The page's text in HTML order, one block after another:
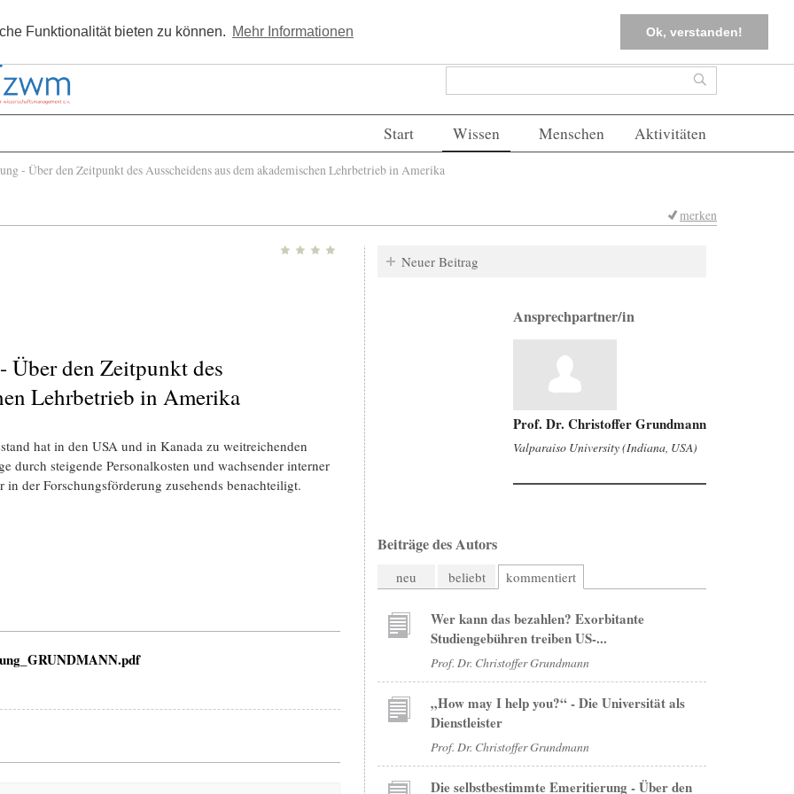
Funktionalität bieten zu können. Mehr Informationen Ok, verstanden!
Kostenlos registrieren FAQs Einloggen
Suchformular Suche
Start Wissen Menschen Aktivitäten
- Über den Zeitpunkt des Ausscheidens aus dem akademischen Lehrbetrieb in Amerika
merken
Über den Zeitpunkt des
Lehrbetrieb in Amerika
hat in den USA und in Kanada zu weitreichenden
durch steigende Personalkosten und wachsender interner
der Forschungsförderung zusehends benachteiligt.
Neuer Beitrag
Ansprechpartner/in
Prof. Dr. Christoffer Grundmann
Valparaiso University (Indiana, USA)
Beiträge des Autors
neu beliebt kommentiert
Wer kann das bezahlen? Exorbitante
Studiengebühren treiben US-...
Prof. Dr. Christoffer Grundmann
„How may I help you?“ - Die Universität als
Dienstleister
Prof. Dr. Christoffer Grundmann
Die selbstbestimmte Emeritierung - Über den